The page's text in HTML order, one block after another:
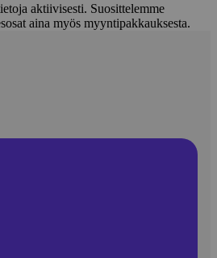
aktiivisesti. Suosittelemme
aina myös myyntipakkauksesta.